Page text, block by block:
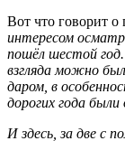
Вот что говорит о
интересом
пошёл шестой год.
взгляда можно
даром, в
дорогих года
И здесь, за две с